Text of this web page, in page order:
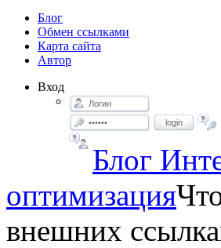
Блог
Обмен ссылками
Карта сайта
Автор
Вход
login
Блог
оптимизация
внешних